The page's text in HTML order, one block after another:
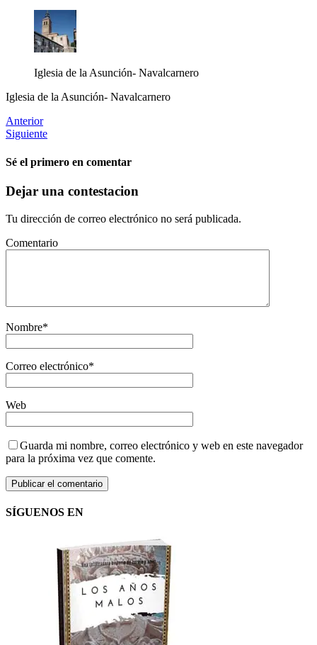
Iglesia de la Asunción- Navalcarnero
Iglesia de la Asunción- Navalcarnero
Anterior
Siguiente
Sé el primero en comentar
Dejar una contestacion
Tu dirección de correo electrónico no será publicada.
Comentario
Nombre*
Correo electrónico*
Web
Guarda mi nombre, correo electrónico y web en este navegador
para la próxima vez que comente.
SÍGUENOS EN